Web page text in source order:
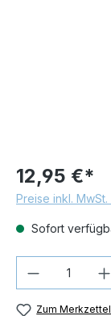
12,95 €*
Preise inkl.
Sofort
Produkt
Zum